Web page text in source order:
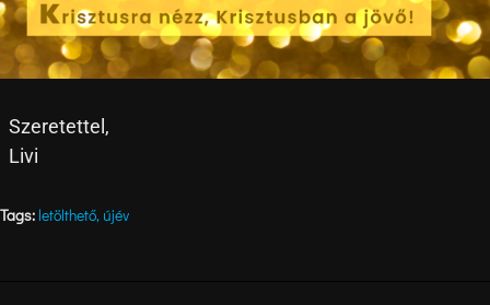
Szeretettel,
Livi
Tags: letölthető, újév